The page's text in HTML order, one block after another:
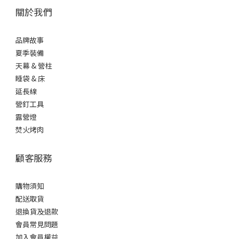
關於我們
品牌故事
夏季裝備
天幕 & 營柱
睡袋 & 床
延長線
營釘工具
露營燈
焚火烤肉
顧客服務
購物須知
配送取貨
退換貨及退款
會員常見問題
加入會員權益